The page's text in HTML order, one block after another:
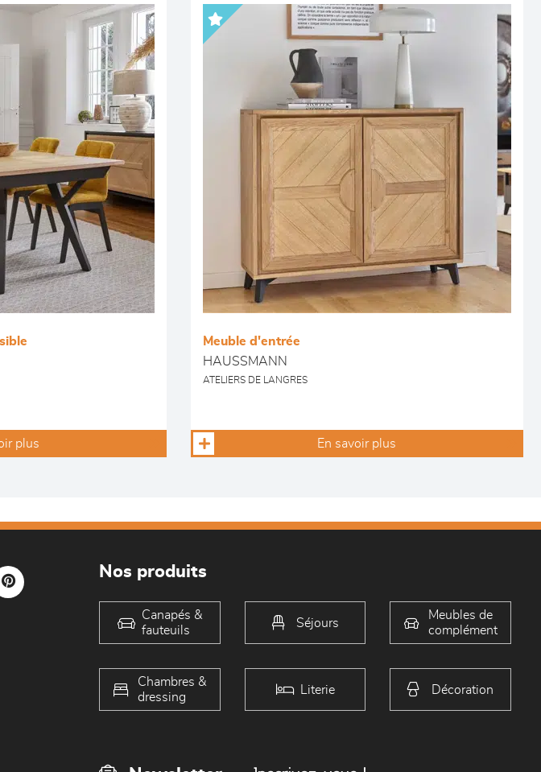
plus
Meuble d'entrée
HAUSSMANN
ATELIERS DE LANGRES
En savoir plus
Nos produits
Canapés &
fauteuils
Séjours
Meubles de
complément
Chambres &
dressing
Literie Décoration